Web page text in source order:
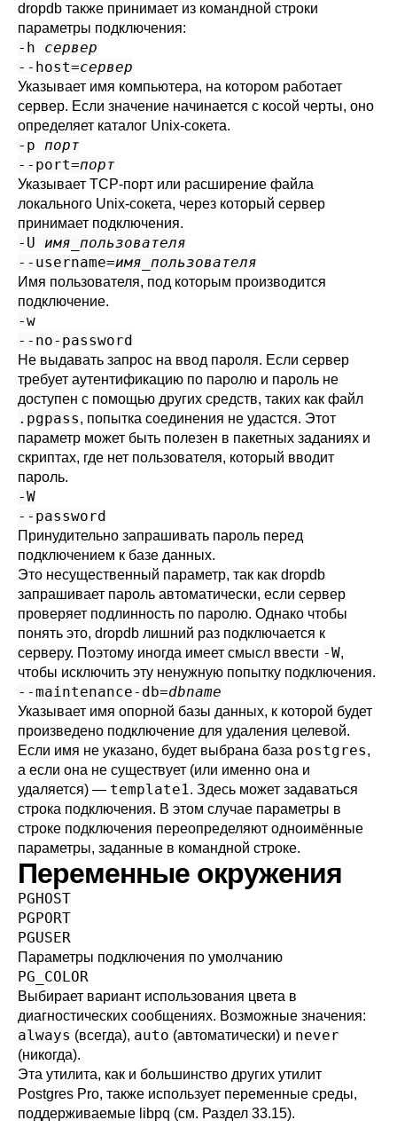
dropdb также принимает из командной строки
параметры подключения:
-h сервер
--host=сервер
Указывает имя компьютера, на котором работает
сервер. Если значение начинается с косой черты, оно
определяет каталог Unix-сокета.
-p порт
--port=порт
Указывает TCP-порт или расширение файла
локального Unix-сокета, через который сервер
принимает подключения.
-U имя_пользователя
--username=имя_пользователя
Имя пользователя, под которым производится
подключение.
-w
--no-password
Не выдавать запрос на ввод пароля. Если сервер
требует аутентификацию по паролю и пароль не
доступен с помощью других средств, таких как файл
.pgpass, попытка соединения не удастся. Этот
параметр может быть полезен в пакетных заданиях и
скриптах, где нет пользователя, который вводит
пароль.
-W
--password
Принудительно запрашивать пароль перед
подключением к базе данных.
Это несущественный параметр, так как dropdb
запрашивает пароль автоматически, если сервер
проверяет подлинность по паролю. Однако чтобы
понять это, dropdb лишний раз подключается к
серверу. Поэтому иногда имеет смысл ввести -W,
чтобы исключить эту ненужную попытку подключения.
--maintenance-db=dbname
Указывает имя опорной базы данных, к которой будет
произведено подключение для удаления целевой.
Если имя не указано, будет выбрана база postgres,
а если она не существует (или именно она и
удаляется) — template1. Здесь может задаваться
строка подключения. В этом случае параметры в
строке подключения переопределяют одноимённые
параметры, заданные в командной строке.
Переменные окружения
PGHOST
PGPORT
PGUSER
Параметры подключения по умолчанию
PG_COLOR
Выбирает вариант использования цвета в
диагностических сообщениях. Возможные значения:
always (всегда), auto (автоматически) и never
(никогда).
Эта утилита, как и большинство других утилит
Postgres Pro, также использует переменные среды,
поддерживаемые libpq (см. Раздел 33.15).